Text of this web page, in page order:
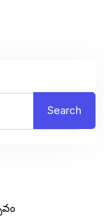
Search